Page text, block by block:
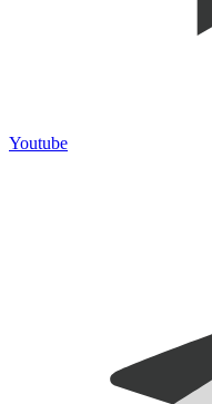
Youtube